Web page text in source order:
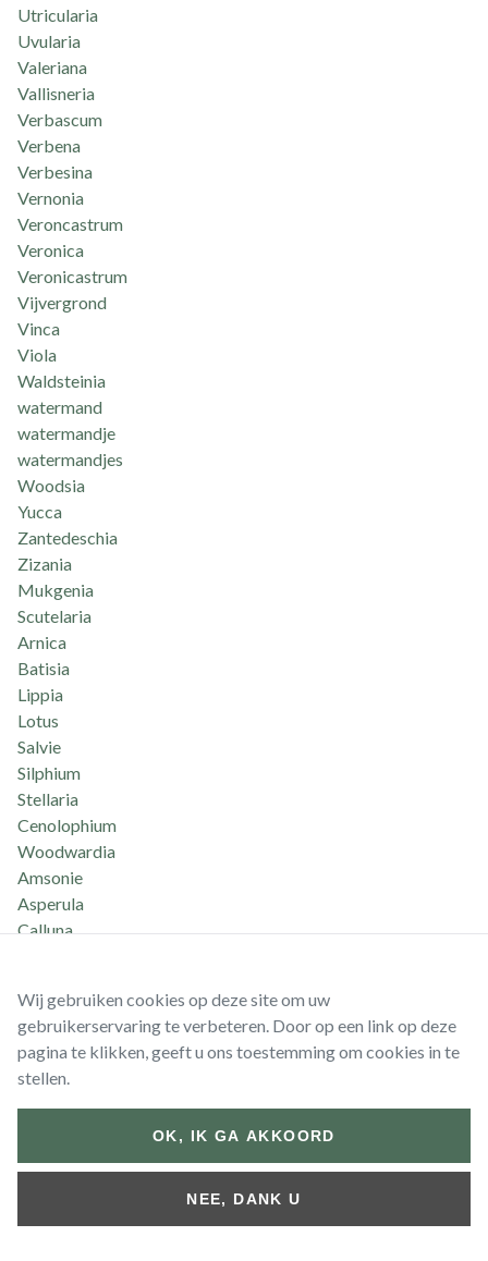
Utricularia
Uvularia
Valeriana
Vallisneria
Verbascum
Verbena
Verbesina
Vernonia
Veroncastrum
Veronica
Veronicastrum
Vijvergrond
Vinca
Viola
Waldsteinia
watermand
watermandje
watermandjes
Woodsia
Yucca
Zantedeschia
Zizania
Mukgenia
Scutelaria
Arnica
Batisia
Lippia
Lotus
Salvie
Silphium
Stellaria
Cenolophium
Woodwardia
Amsonie
Asperula
Calluna
al
Amaryliis
Monrada
Morina
Chion
Hyacinthoides
Wij gebruiken cookies op deze site om uw
gebruikerservaring te verbeteren. Door op een link op deze
pagina te klikken, geeft u ons toestemming om cookies in te
stellen.
OK, IK GA AKKOORD
NEE, DANK U